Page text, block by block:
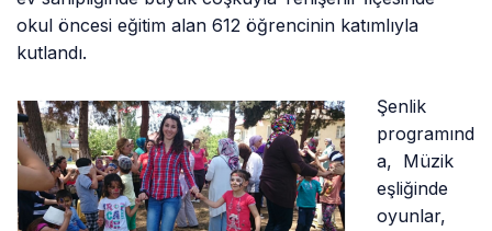
okul öncesi eğitim alan 612 öğrencinin katımlıyla
kutlandı.
Şenlik
programınd
a, Müzik
eşliğinde
oyunlar,